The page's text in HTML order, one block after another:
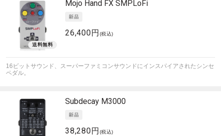
Mojo Hand FX SMPLoFi
26,400円 (税込)
16ビットサウンド、スーパーファミコンサウンドにインスパイアされたシンセ
ペダル。
Subdecay M3000
38,280円 (税込)